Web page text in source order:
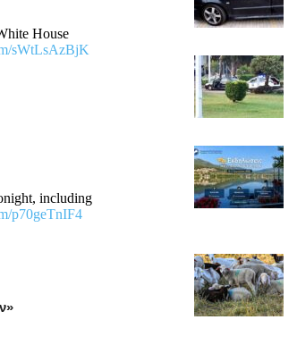
House
sWtLsAzBjK
including
p70geTnIF4